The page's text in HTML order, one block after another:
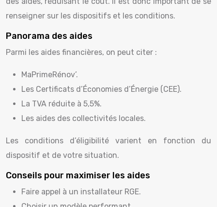
renseigner sur les dispositifs et les conditions.
Panorama des aides
Parmi les aides financières, on peut citer :
MaPrimeRénov’.
Les Certificats d’Économies d’Énergie (CEE).
La TVA réduite à 5,5%.
Les aides des collectivités locales.
Les conditions d’éligibilité varient en fonction du
dispositif et de votre situation.
Conseils pour maximiser les aides
Faire appel à un installateur RGE.